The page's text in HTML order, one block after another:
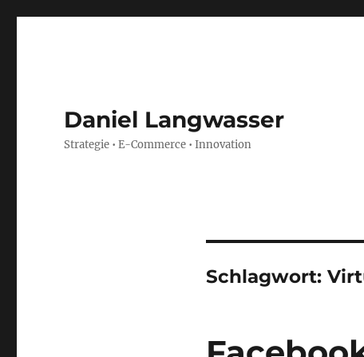
Daniel Langwasser
Strategie • E-Commerce • Innovation
Schlagwort: